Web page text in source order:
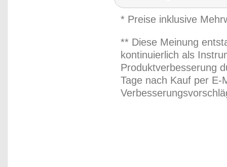
* Preise inklusive
** Diese Meinung
kontinuierlich als
Produktverbesserung
Tage nach Kauf per E-